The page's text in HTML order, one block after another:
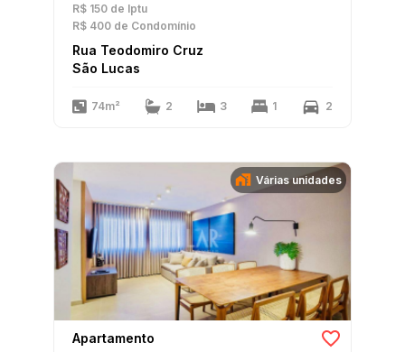
R$ 150 de Iptu
R$ 400 de Condomínio
Rua Teodomiro Cruz
São Lucas
74m² 2 3 1 2
Várias unidades
Apartamento